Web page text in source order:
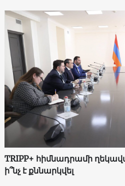
TRIPP+ հիմնադրամի
ի՞նչ է քննարկվել